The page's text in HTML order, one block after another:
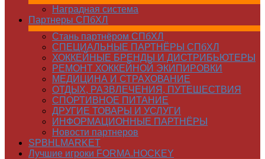
Наградная система
Партнеры СПбХЛ
Стань партнёром СПбХЛ
СПЕЦИАЛЬНЫЕ ПАРТНЁРЫ СПбХЛ
ХОККЕЙНЫЕ БРЕНДЫ И ДИСТРИБЬЮТЕРЫ
РЕМОНТ ХОККЕЙНОЙ ЭКИПИРОВКИ
МЕДИЦИНА И СТРАХОВАНИЕ
ОТДЫХ, РАЗВЛЕЧЕНИЯ, ПУТЕШЕСТВИЯ
СПОРТИВНОЕ ПИТАНИЕ
ДРУГИЕ ТОВАРЫ И УСЛУГИ
ИНФОРМАЦИОННЫЕ ПАРТНЁРЫ
Новости партнеров
SPBHLMARKET
Лучшие игроки FORMA.HOCKEY